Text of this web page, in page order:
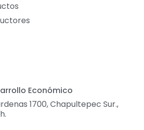
Económico
1700, Chapultepec Sur.,